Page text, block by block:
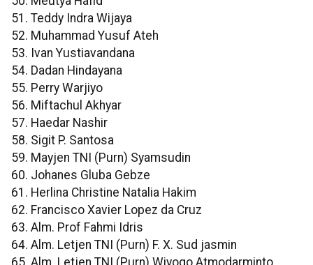
51. Teddy Indra Wijaya
52. Muhammad Yusuf Ateh
53. Ivan Yustiavandana
54. Dadan Hindayana
55. Perry Warjiyo
56. Miftachul Akhyar
57. Haedar Nashir
58. Sigit P. Santosa
59. Mayjen TNI (Purn) Syamsudin
60. Johanes Gluba Gebze
61. Herlina Christine Natalia Hakim
62. Francisco Xavier Lopez da Cruz
63. Alm. Prof Fahmi Idris
64. Alm. Letjen TNI (Purn) F. X. Sud jasmin